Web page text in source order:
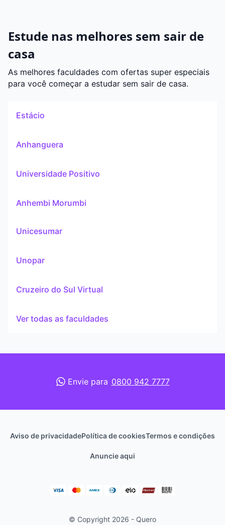
Estude nas melhores sem sair de
casa
As melhores faculdades com ofertas super especiais
para você começar a estudar sem sair de casa.
Estácio
Anhanguera
Universidade Positivo
Anhembi Morumbi
Unicesumar
Unopar
Cruzeiro do Sul Virtual
Ver todas as faculdades
Envie para 0800 942 7777
Aviso de privacidadePolítica de cookiesTermos e condições
Anuncie aqui
© Copyright 2026 - Quero